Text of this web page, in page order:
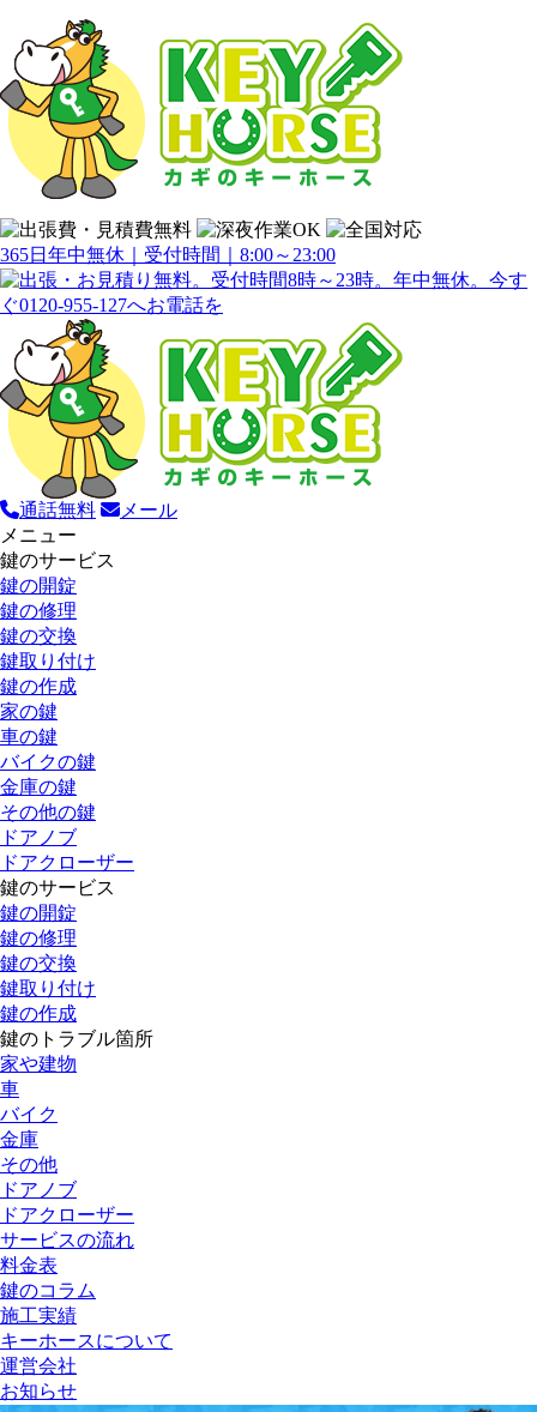
365日年中無休｜受付時間｜8:00～23:00
通話無料
メール
メニュー
鍵のサービス
鍵の開錠
鍵の修理
鍵の交換
鍵取り付け
鍵の作成
家の鍵
車の鍵
バイクの鍵
金庫の鍵
その他の鍵
ドアノブ
ドアクローザー
鍵のサービス
鍵の開錠
鍵の修理
鍵の交換
鍵取り付け
鍵の作成
鍵のトラブル箇所
家や建物
車
バイク
金庫
その他
ドアノブ
ドアクローザー
サービスの流れ
料金表
鍵のコラム
施工実績
キーホースについて
運営会社
お知らせ